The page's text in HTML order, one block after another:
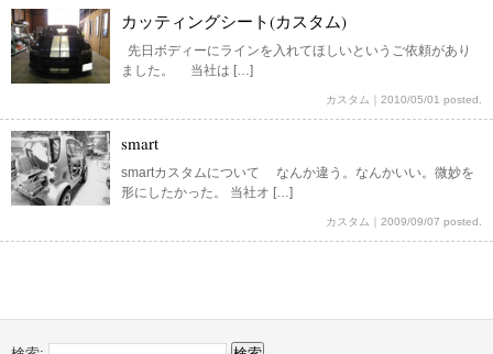
カッティングシート(カスタム)
先日ボディーにラインを入れてほしいというご依頼があり
ました。 当社は […]
カスタム 2010/05/01 posted.
smart
smartカスタムについて なんか違う。なんかいい。微妙を
形にしたかった。 当社オ […]
カスタム 2009/09/07 posted.